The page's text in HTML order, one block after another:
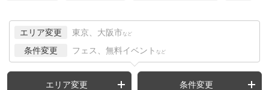
エリア変更 東京、大阪市 など
条件変更 フェス、無料イベント など
エリア変更 条件変更